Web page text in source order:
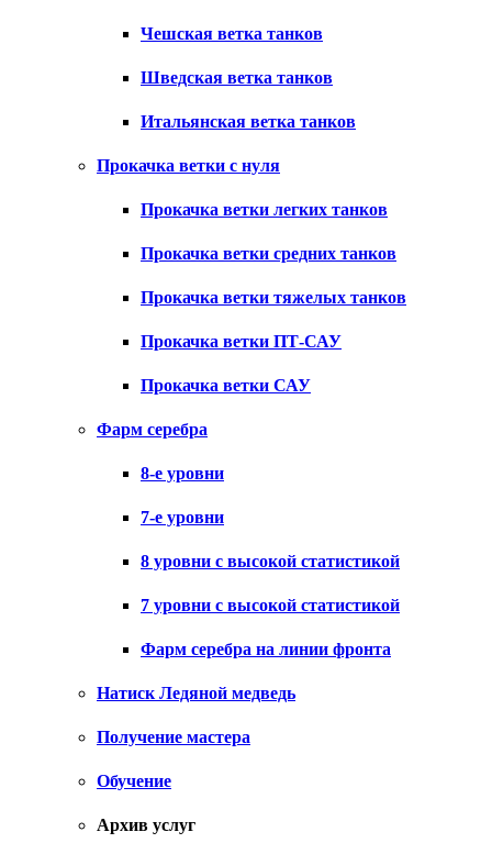
Чешская ветка танков
Шведская ветка танков
Итальянская ветка танков
Прокачка ветки с нуля
Прокачка ветки легких танков
Прокачка ветки средних танков
Прокачка ветки тяжелых танков
Прокачка ветки ПТ-САУ
Прокачка ветки САУ
Фарм серебра
8-е уровни
7-е уровни
8 уровни с высокой статистикой
7 уровни с высокой статистикой
Фарм серебра на линии фронта
Натиск Ледяной медведь
Получение мастера
Обучение
Архив услуг